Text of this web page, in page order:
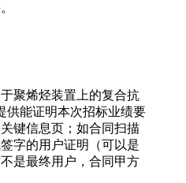
聚烯烃装置上的复合抗
供能证明本次招标业绩要
键信息页；如合同扫描
字的用户证明（可以是
是最终用户，合同甲方